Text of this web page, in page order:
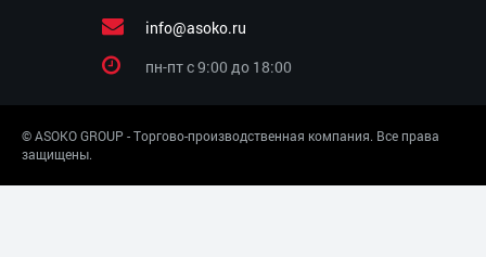
info@asoko.ru
пн-пт c 9:00 до 18:00
© ASOKO GROUP - Торгово-производственная компания. Все права
защищены.